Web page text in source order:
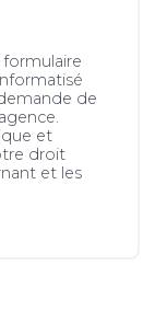
formulaire
de
et
droit
et les